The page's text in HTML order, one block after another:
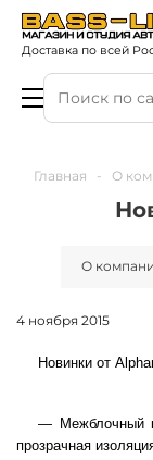
Доставка по всей
Главная - О
О
4 ноября 2015
Новинки от
— Межблочный
прозрачная